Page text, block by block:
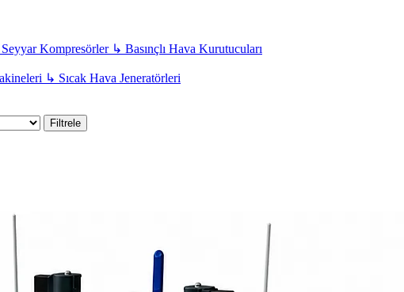
Seyyar Kompresörler ↳ Basınçlı Hava Kurutucuları
↳ Sıcak Hava Jeneratörleri
Filtrele